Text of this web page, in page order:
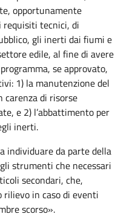
opportunamente
requisiti tecnici, di
gli inerti dai fiumi e
edile, al fine di avere
se approvato,
1) la manutenzione del
carenza di risorse
e 2) l’abbattimento per
inerti.
individuare da parte della
strumenti che necessari
secondari, che,
in caso di eventi
scorso».